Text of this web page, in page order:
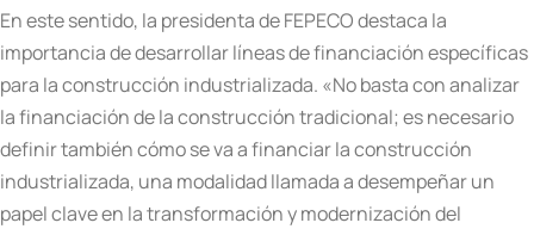
En este sentido, la presidenta de FEPECO destaca la
importancia de desarrollar líneas de financiación específicas
para la construcción industrializada. «No basta con analizar
la financiación de la construcción tradicional; es necesario
definir también cómo se va a financiar la construcción
industrializada, una modalidad llamada a desempeñar un
papel clave en la transformación y modernización del